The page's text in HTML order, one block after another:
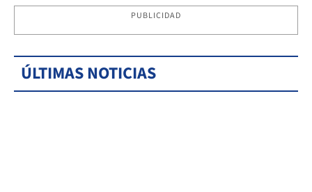
PUBLICIDAD
ÚLTIMAS NOTICIAS